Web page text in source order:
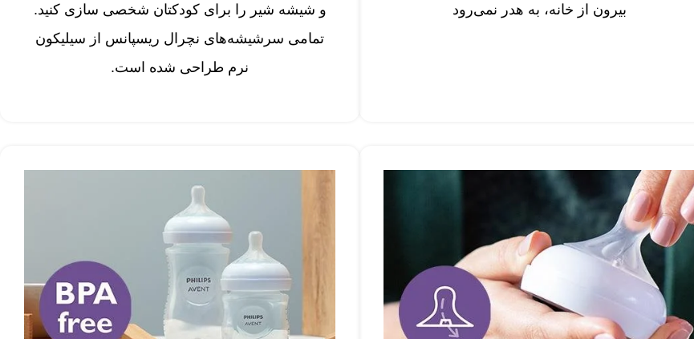
بیرون از خانه، به هدر نمی‌رود
و شیشه شیر را برای کودکتان شخصی سازی کنید.
تمامی سرشیشه‌های نچرال ریسپانس از سیلیکون
نرم طراحی شده است.